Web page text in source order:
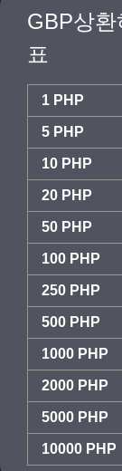
GBP상
표
1 PHP
5 PHP
10 PHP
20 PHP
50 PHP
100 PHP
250 PHP
500 PHP
1000 PHP
2000 PHP
5000 PHP
10000 PHP